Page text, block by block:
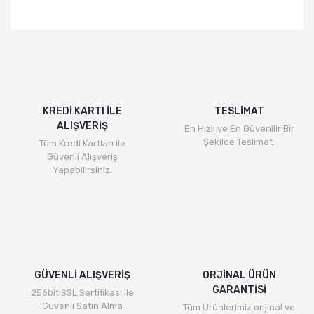
KREDİ KARTI İLE
ALIŞVERİŞ
Tüm Kredi Kartları ile
Güvenli Alışveriş
Yapabilirsiniz.
TESLİMAT
En Hızlı ve En Güvenilir Bir
Şekilde Teslimat.
GÜVENLİ ALIŞVERİŞ
256bit SSL Sertifikası ile
Güvenli Satın Alma
ORJİNAL ÜRÜN
GARANTİSİ
Tüm Ürünlerimiz orijinal ve